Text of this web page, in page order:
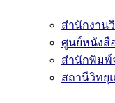
สำนักงาน
ศูนย์หนังสื
สำนักพิมพ์
สถานีวิทยุ